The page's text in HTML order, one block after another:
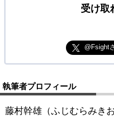
受け取
@Fsight
執筆者プロフィール
藤村幹雄（ふじむらみきお